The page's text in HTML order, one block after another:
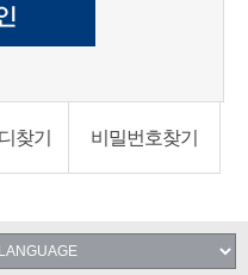
찾기 비밀번호찾기